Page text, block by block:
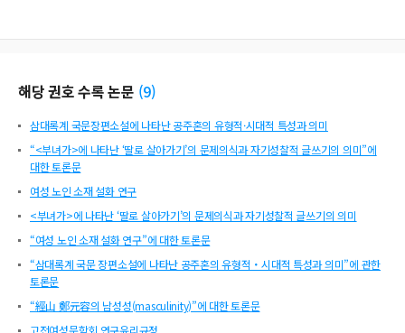
해당 권호 수록 논문 (9)
삼대록계 국문장편소설에 나타난 공주혼의 유형적·시대적 특성과 의미
“<부녀가>에 나타난 ‘딸로 살아가기’의 문제의식과 자기성찰적 글쓰기의 의미”에
대한 토론문
여성 노인 소재 설화 연구
<부녀가>에 나타난 ‘딸로 살아가기’의 문제의식과 자기성찰적 글쓰기의 의미
“여성 노인 소재 설화 연구”에 대한 토론문
“삼대록계 국문 장편소설에 나타난 공주혼의 유형적・시대적 특성과 의미”에 관한
토론문
“經山 鄭元容의 남성성(masculinity)”에 대한 토론문